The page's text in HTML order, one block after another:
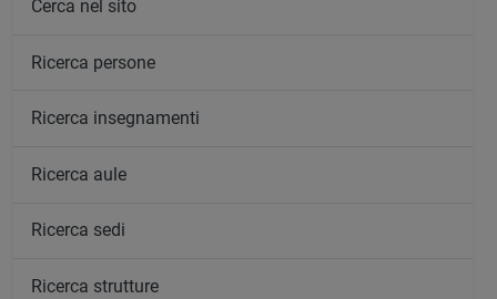
Cerca nel sito
Ricerca persone
Ricerca insegnamenti
Ricerca aule
Ricerca sedi
Ricerca strutture